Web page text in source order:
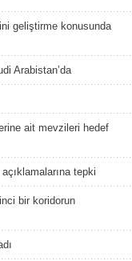
geliştirme konusunda
Arabistan’da
ait mevzileri hedef
tepki
bir koridorun